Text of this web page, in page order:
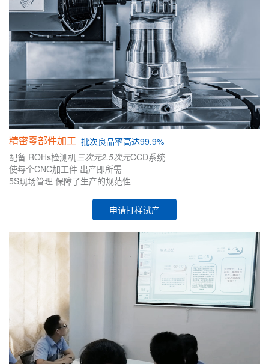
精密零部件加工 批次良品率高达99.9%
配备 ROHs检测机三次元2.5次元CCD系统
使每个CNC加工件 出产即所需
5S现场管理 保障了生产的规范性
申请打样试产